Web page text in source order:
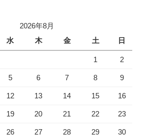
2026年8月
水 木 金 土 日
1 2
5 6 7 8 9
12 13 14 15 16
19 20 21 22 23
26 27 28 29 30